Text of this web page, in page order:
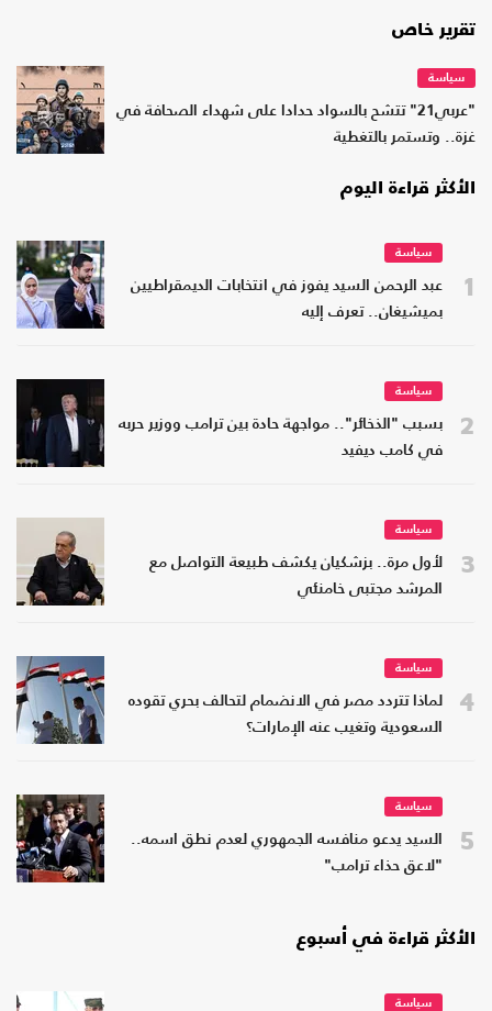
تقرير خاص
سياسة
"عربي21" تتشح بالسواد حدادا على شهداء الصحافة في
غزة.. وتستمر بالتغطية
الأكثر قراءة اليوم
1
سياسة
عبد الرحمن السيد يفوز في انتخابات الديمقراطيين
بميشيغان.. تعرف إليه
2
سياسة
بسبب "الذخائر".. مواجهة حادة بين ترامب ووزير حربه
في كامب ديفيد
3
سياسة
لأول مرة.. بزشكيان يكشف طبيعة التواصل مع
المرشد مجتبى خامنئي
4
سياسة
لماذا تتردد مصر في الانضمام لتحالف بحري تقوده
السعودية وتغيب عنه الإمارات؟
5
سياسة
السيد يدعو منافسه الجمهوري لعدم نطق اسمه..
"لاعق حذاء ترامب"
الأكثر قراءة في أسبوع
سياسة